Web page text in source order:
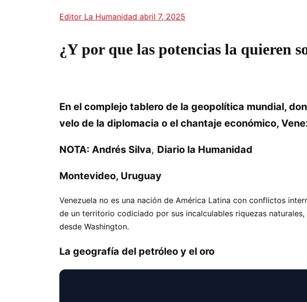
Editor La Humanidad abril 7, 2025
¿Y por que las potencias la quieren
En el complejo tablero de la geopolítica mundial,
velo de la diplomacia o el chantaje económico,
NOTA: Andrés Silva, Diario la Humanidad
Montevideo, Uruguay
Venezuela no es una nación de América Latina con conflictos
de un territorio codiciado por sus incalculables riquezas
desde Washington.
La geografía del petróleo y el oro